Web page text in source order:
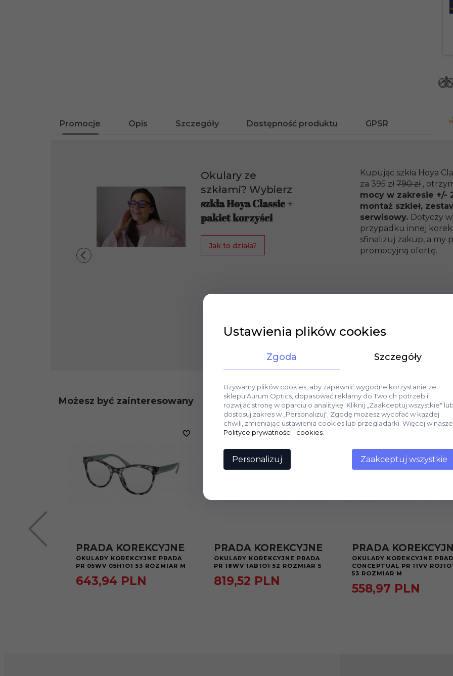
Promocje Opis Szczegóły Dostępność produktu GPSR
Okulary ze
szkłami? Wybierz
szkła Hoya Classic +
pakiet korzyści
Jak to działa?
Kupując szkła Hoya
za 395 zł790 zł ,
mocy w zakresie +/-
montaż szkieł,
serwisowy. Dotyczy
przypadku innej
sfinalizuj zakup, a my
promocyjną ofertę.
Możesz być zainteresowany
PRADA KOREKCYJNE
OKULARY KOREKCYJNE PRADA
PR 05WV 05H1O1 53 ROZMIAR M
643,94 PLN
PRADA KOREKCYJNE
OKULARY KOREKCYJNE PRADA
PR 18WV 1AB1O1 52 ROZMIAR S
819,52 PLN
PRADA
OKULARY KOREKCYJNE
CONCEPTUAL PR 11VV
53 ROZMIAR M
558,97 PLN
Ustawienia plików cookies
Zgoda Szczegóły
Używamy plików cookies, aby zapewnić wygodne korzystanie ze
sklepu Aurum Optics, dopasować reklamy do Twoich potrzeb i
rozwijać stronę w oparciu o analitykę. Kliknij „Zaakceptuj wszystkie" lub
dostosuj zakres w „Personalizuj". Zgodę możesz wycofać w każdej
chwili, zmieniając ustawienia cookies lub przeglądarki. Więcej w
Polityce prywatności i cookies
Personalizuj Zaakceptuj wszystkie